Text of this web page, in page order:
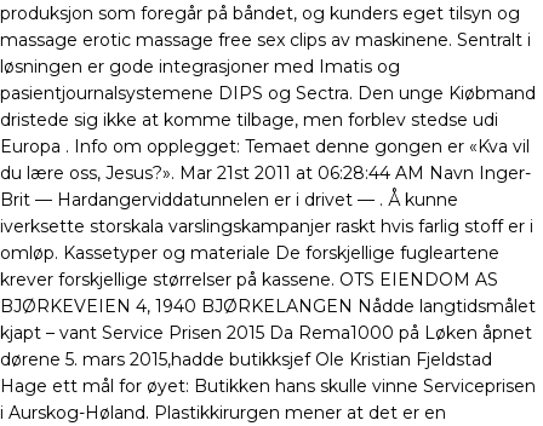
produksjon som foregår på båndet, og kunders eget tilsyn og
massage erotic massage free sex clips av maskinene. Sentralt i
løsningen er gode integrasjoner med Imatis og
pasientjournalsystemene DIPS og Sectra. Den unge Kiøbmand
dristede sig ikke at komme tilbage, men forblev stedse udi
Europa . Info om opplegget: Temaet denne gongen er «Kva vil
du lære oss, Jesus?». Mar 21st 2011 at 06:28:44 AM Navn Inger-
Brit — Hardangerviddatunnelen er i drivet — . Å kunne
iverksette storskala varslingskampanjer raskt hvis farlig stoff er i
omløp. Kassetyper og materiale De forskjellige fugleartene
krever forskjellige størrelser på kassene. OTS EIENDOM AS
BJØRKEVEIEN 4, 1940 BJØRKELANGEN Nådde langtidsmålet
kjapt – vant Service Prisen 2015 Da Rema1000 på Løken åpnet
dørene 5. mars 2015,hadde butikksjef Ole Kristian Fjeldstad
Hage ett mål for øyet: Butikken hans skulle vinne Serviceprisen
i Aurskog-Høland. Plastikkirurgen mener at det er en